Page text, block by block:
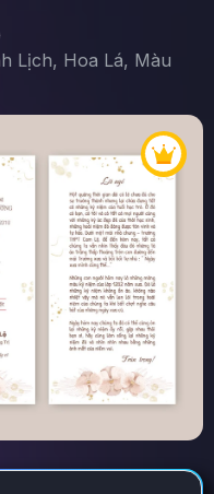
Lịch, Hoa Lá, Màu